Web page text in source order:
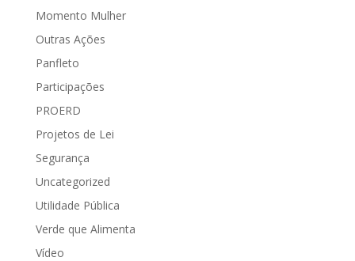
Momento Mulher
Outras Ações
Panfleto
Participações
PROERD
Projetos de Lei
Segurança
Uncategorized
Utilidade Pública
Verde que Alimenta
Vídeo